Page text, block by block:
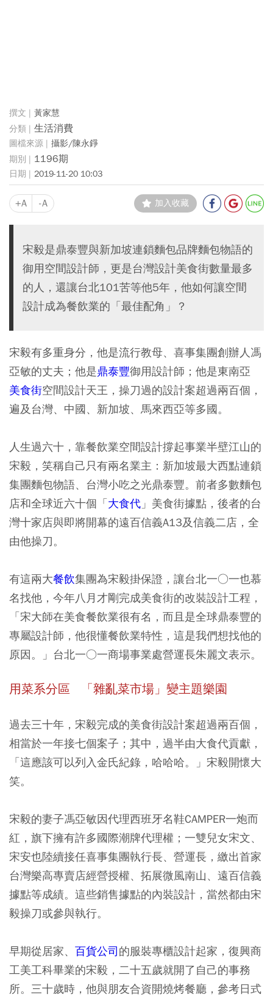
黃家慧
生活消費
攝影/陳永錚
1196期
2019-11-20 10:03
+A -A 加入收藏
宋毅是鼎泰豐與新加坡連鎖麵包品牌麵包物語的
御用空間設計師，更是台灣設計美食街數量最多
的人，還讓台北101苦等他5年，他如何讓空間
設計成為餐飲業的「最佳配角」？
宋毅有多重身分，他是流行教母、喜事集團創辦人馮
亞敏的丈夫；他是鼎泰豐御用設計師；他是東南亞
美食街空間設計天王，操刀過的設計案超過兩百個，
遍及台灣、中國、新加坡、馬來西亞等多國。
人生過六十，靠餐飲業空間設計撐起事業半壁江山的
宋毅，笑稱自己只有兩名業主：新加坡最大西點連鎖
集團麵包物語、台灣小吃之光鼎泰豐。前者多數麵包
店和全球近六十個「大食代 」美食街據點，後者的台
灣十家店與即將開幕的遠百信義A13及信義二店，全
由他操刀。
有這兩大餐飲集團為宋毅掛保證，讓台北一○一也慕
名找他，今年八月才剛完成美食街的改裝設計工程，
「宋大師在美食餐飲業很有名，而且是全球鼎泰豐的
專屬設計師，他很懂餐飲業特性，這是我們想找他的
原因。」台北一○一商場事業處營運長朱麗文表示。
用菜系分區 「雜亂菜市場」變主題樂園
過去三十年，宋毅完成的美食街設計案超過兩百個，
相當於一年接七個案子；其中，過半由大食代貢獻，
「這應該可以列入金氏紀錄，哈哈哈。」宋毅開懷大
笑。
宋毅的妻子馮亞敏因代理西班牙名鞋CAMPER一炮而
紅，旗下擁有許多國際潮牌代理權；一雙兒女宋文、
宋安也陸續接任喜事集團執行長、營運長，繳出首家
台灣樂高專賣店經營授權、拓展微風南山、遠百信義
據點等成績。這些銷售據點的內裝設計，當然都由宋
毅操刀或參與執行。
早期從居家、 百貨公司的服裝專櫃設計起家，復興商
工美工科畢業的宋毅，二十五歲就開了自己的事務
所。三十歲時，他與朋友合資開燒烤餐廳，參考日式